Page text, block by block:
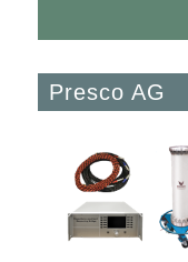
Presco AG